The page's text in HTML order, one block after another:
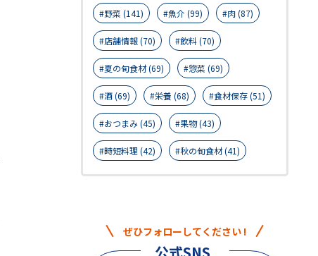
野菜 (141) 魚介 (99) 肉 (87)
店舗情報 (70) 飲料 (70)
夏の旬食材 (69) 惣菜 (69)
酒 (69) 栄養 (68) 食材保存 (51)
おつまみ (45) 果物 (43)
時短料理 (42) 秋の旬食材 (41)
ぜひフォローしてください !